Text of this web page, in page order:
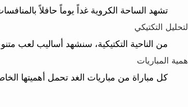
تشهد الساحة الكروية غداً يوماً حافلاً بالمنافسات القوية حيث تُقام 7
التحليل التكتيكي
من الناحية التكتيكية، سنشهد أساليب لعب
أهمية المباريات
كل مباراة من مباريات الغد تحمل أهميتها